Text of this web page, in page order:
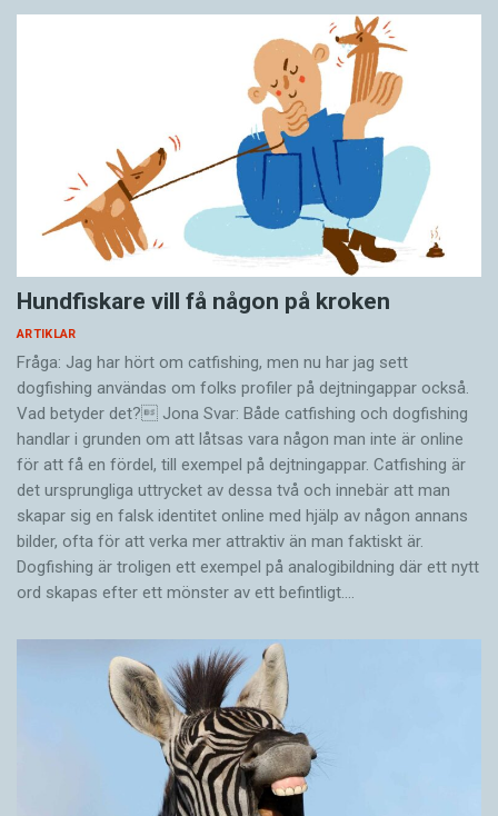
Dubbelriktad tjuvlyssning
Flera olika fågelarter
känner till varandras varningsläten. Alla arter tjänar
på att tjuvlyssna. Ett indirekt samarbete pågår.
Enkelriktad kommunikation leder till samarbete
Larven ropar på hjälp och ger myrorna
sockerlösning som tack. Larven kan prata med
myrorna, men de kan inte svara.
Som kattägare får man räkna med att bli
nonchalerad ibland. Katter viftar inte på
svansen eller kommer springande när man
ropar på dem. Därför kan det vara svårt att veta
om de känner igen sin ägares röst. Forskare
från USA och Japan har dock undersökt saken.
Ett tjugotal katter fick höra inspelningar där fem
personer med 30 sekunders mellanrum sa
kattens namn med neutral röst. Den fjärde
rösten på inspelningarna tillhörde kattens
ägare. Majoriteten av katterna reagerade mer
på den första rösten än på den tredje. De vande
sig alltså vid att höra sitt namn läsas upp – men
när de hörde röst nummer fyra, som var deras
ägares röst, så reagerade katterna igen. De
kände alltså igen sin husses eller mattes röst.
Katterna reagerade genom att vrida huvudet
Vid Cornell university i USA gjordes en
undersökning av hur bra vi är på att förstå vad
våra katter försöker säga till oss. Här lät
forskarna försökspersoner lyssna på jamanden
som katter använder i fem olika situationer: när
Hundfiskare vill få någon på kroken
ARTIKLAR
Fråga: Jag har hört om catfishing, men nu har jag sett
dogfishing användas om folks profiler på dejtningappar också.
Vad betyder det? Jona Svar: Både catfishing och dogfishing
handlar i grunden om att låtsas vara någon man inte är online
för att få en fördel, till exempel på dejtningappar. Catfishing är
det ursprungliga uttrycket av dessa två och innebär att man
skapar sig en falsk identitet online med hjälp av någon annans
bilder, ofta för att verka mer attraktiv än man faktiskt är.
Dogfishing är troligen ett exempel på analogibildning där ett nytt
ord skapas efter ett mönster av ett befintligt.…